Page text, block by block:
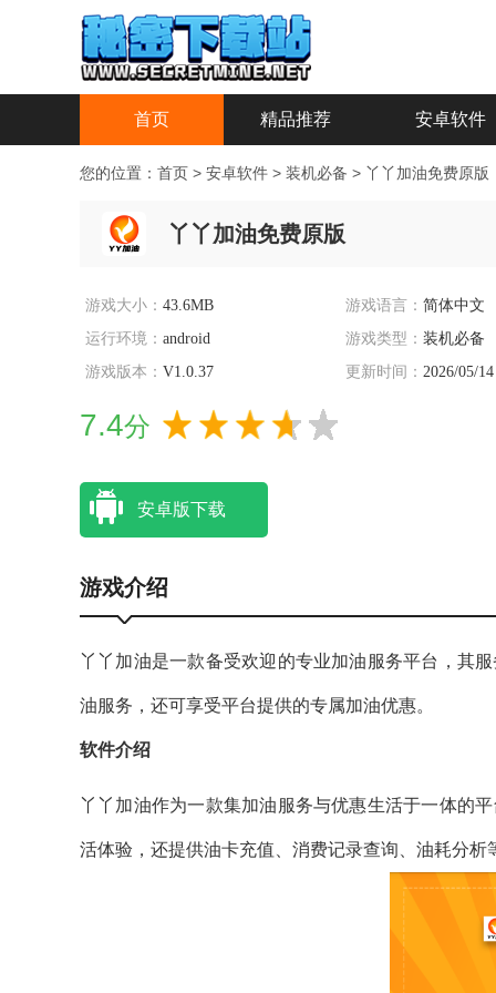
首页 精品推荐 安卓软件
您的位置： 首页 > 安卓软件 > 装机必备 > 丫丫加油免费原版
丫丫加油免费原版
游戏大小： 43.6MB 游戏语言： 简体中文
运行环境： android 游戏类型： 装机必备
游戏版本： V1.0.37 更新时间： 2026/05/
7.4分
安卓版下载
游戏介绍
丫丫加油是一款备受欢迎的专业加油服务平台，其
油服务，还可享受平台提供的专属加油优惠。
软件介绍
丫丫加油作为一款集加油服务与优惠生活于一体的
活体验，还提供油卡充值、消费记录查询、油耗分析